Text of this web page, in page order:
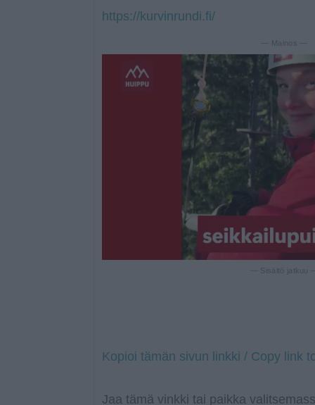
https://kurvinrundi.fi/
— Mainos —
— Sisältö jatkuu —
Kopioi tämän sivun linkki / Copy link
Jaa tämä vinkki tai paikka